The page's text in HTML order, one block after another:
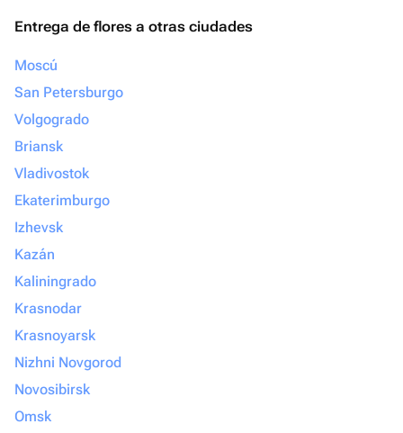
Entrega de flores a otras ciudades
Moscú
San Petersburgo
Volgogrado
Briansk
Vladivostok
Ekaterimburgo
Izhevsk
Kazán
Kaliningrado
Krasnodar
Krasnoyarsk
Nizhni Novgorod
Novosibirsk
Omsk